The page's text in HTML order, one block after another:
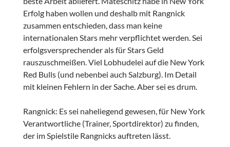
Erfolg haben wollen und deshalb mit Rangnick
zusammen entschieden, dass man keine
internationalen Stars mehr verpflichtet werden. Sei
erfolgsversprechender als für Stars Geld
rauszuschmeißen. Viel Lobhudelei auf die New York
Red Bulls (und nebenbei auch Salzburg). Im Detail
mit kleinen Fehlern in der Sache. Aber sei es drum.
Rangnick: Es sei naheliegend gewesen, für New York
Verantwortliche (Trainer, Sportdirektor) zu finden,
der im Spielstile Rangnicks auftreten lässt.